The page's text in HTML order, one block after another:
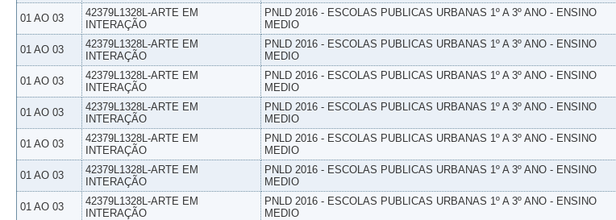
01 AO 03
42379L1328L-ARTE EM
INTERAÇÃO
PNLD 2016 - ESCOLAS PUBLICAS URBANAS 1º A 3º ANO - ENSINO
MEDIO
01 AO 03
42379L1328L-ARTE EM
INTERAÇÃO
PNLD 2016 - ESCOLAS PUBLICAS URBANAS 1º A 3º ANO - ENSINO
MEDIO
01 AO 03
42379L1328L-ARTE EM
INTERAÇÃO
PNLD 2016 - ESCOLAS PUBLICAS URBANAS 1º A 3º ANO - ENSINO
MEDIO
01 AO 03
42379L1328L-ARTE EM
INTERAÇÃO
PNLD 2016 - ESCOLAS PUBLICAS URBANAS 1º A 3º ANO - ENSINO
MEDIO
01 AO 03
42379L1328L-ARTE EM
INTERAÇÃO
PNLD 2016 - ESCOLAS PUBLICAS URBANAS 1º A 3º ANO - ENSINO
MEDIO
01 AO 03
42379L1328L-ARTE EM
INTERAÇÃO
PNLD 2016 - ESCOLAS PUBLICAS URBANAS 1º A 3º ANO - ENSINO
MEDIO
01 AO 03
42379L1328L-ARTE EM
INTERAÇÃO
PNLD 2016 - ESCOLAS PUBLICAS URBANAS 1º A 3º ANO - ENSINO
MEDIO